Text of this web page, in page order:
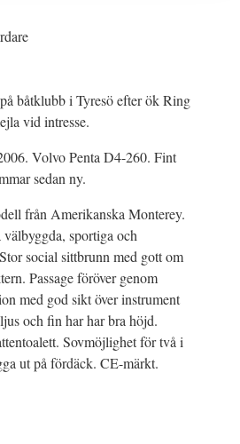
båtklubb i Tyresö efter ök Ring
vid intresse.
Volvo Penta D4-260. Fint
sedan ny.
från Amerikanska Monterey.
sportiga och
social sittbrunn med gott om
Passage föröver genom
med god sikt över instrument
och fin har har bra höjd.
Sovmöjlighet för två i
ut på fördäck. CE-märkt.